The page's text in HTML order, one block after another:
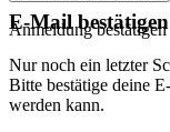
Anmeldung bestätigen
E-Mail bestätigen
Nur noch ein letzter
Bitte bestätige deine
werden kann.